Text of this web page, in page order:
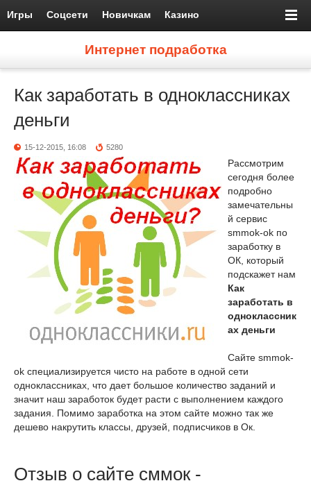
Игры Соцсети Новичкам Казино
Интернет подработка
Как заработать в одноклассниках
деньги
15-12-2015, 16:08 5280
Рассмотрим
сегодня более
подробно
замечательны
й сервис
smmok-ok по
заработку в
ОК, который
подскажет нам
Как
заработать в
одноклассник
ах деньги
Сайте smmok-
ok специализируется чисто на работе в одной сети
одноклассниках, что дает большое количество заданий и
значит наш заработок будет расти с выполнением каждого
задания. Помимо заработка на этом сайте можно так же
дешево накрутить классы, друзей, подписчиков в Ок.
Отзыв о сайте сммок -